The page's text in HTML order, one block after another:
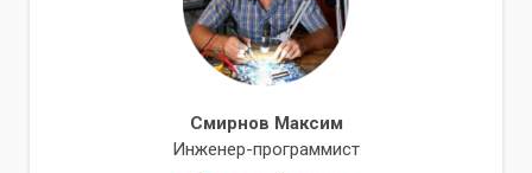
«Компьютерный Мастер» всегда готов прийти на помощь.
Мы предлагаем эффективные решения для любых
компьютерных неисправностей, сочетая высокое качество
сервиса, профессионализм мастеров и низкие цены. Ваша
техника в надежных руках.Смирнов Максим
Инженер-программист